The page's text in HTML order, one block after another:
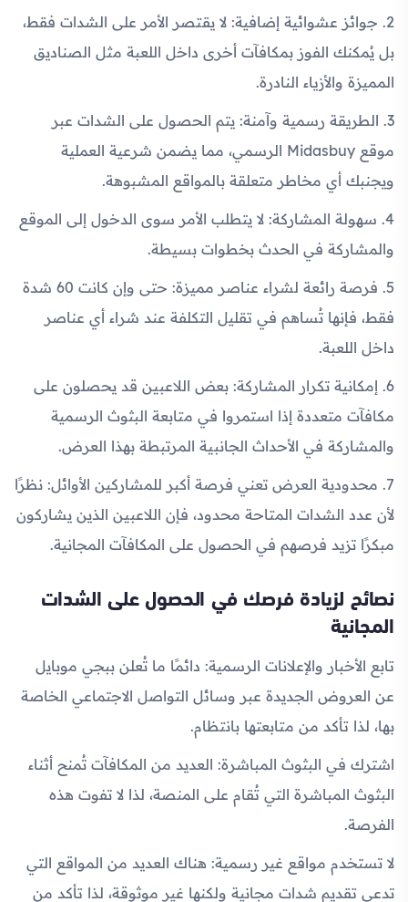
2. جوائز عشوائية إضافية: لا يقتصر الأمر على الشدات فقط،
بل يُمكنك الفوز بمكافآت أخرى داخل اللعبة مثل الصناديق
المميزة والأزياء النادرة.
3. الطريقة رسمية وآمنة: يتم الحصول على الشدات عبر
موقع Midasbuy الرسمي، مما يضمن شرعية العملية
ويجنبك أي مخاطر متعلقة بالمواقع المشبوهة.
4. سهولة المشاركة: لا يتطلب الأمر سوى الدخول إلى الموقع
والمشاركة في الحدث بخطوات بسيطة.
5. فرصة رائعة لشراء عناصر مميزة: حتى وإن كانت 60 شدة
فقط، فإنها تُساهم في تقليل التكلفة عند شراء أي عناصر
داخل اللعبة.
6. إمكانية تكرار المشاركة: بعض اللاعبين قد يحصلون على
مكافآت متعددة إذا استمروا في متابعة البثوث الرسمية
والمشاركة في الأحداث الجانبية المرتبطة بهذا العرض.
7. محدودية العرض تعني فرصة أكبر للمشاركين الأوائل: نظرًا
لأن عدد الشدات المتاحة محدود، فإن اللاعبين الذين يشاركون
مبكرًا تزيد فرصهم في الحصول على المكافآت المجانية.
نصائح لزيادة فرصك في الحصول على الشدات
المجانية
تابع الأخبار والإعلانات الرسمية: دائمًا ما تُعلن ببجي موبايل
عن العروض الجديدة عبر وسائل التواصل الاجتماعي الخاصة
بها، لذا تأكد من متابعتها بانتظام.
اشترك في البثوث المباشرة: العديد من المكافآت تُمنح أثناء
البثوث المباشرة التي تُقام على المنصة، لذا لا تفوت هذه
الفرصة.
لا تستخدم مواقع غير رسمية: هناك العديد من المواقع التي
تدعي تقديم شدات مجانية ولكنها غير موثوقة، لذا تأكد من